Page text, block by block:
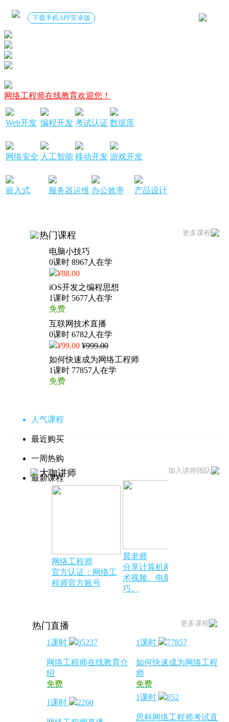
下载手机APP安卓版
网络工程师在线教育欢迎您！
Web开发 编程开发 考试认证 数据库
网络安全 人工智能 移动开发 游戏开发
嵌入式 服务器运维 办公效率 产品设计
更多课程
热门课程
电脑小技巧
0课时 8967人在学
¥88.00
iOS开发之编程思想
1课时 5677人在学
免费
互联网技术直播
0课时 6782人在学
¥99.00 ¥999.00
如何快速成为网络工程师
1课时 77857人在学
免费
人气课程
最近购买
一周热购
最新课程
加入讲师团队
大咖讲师
网络工程师
官方认证：网络工
程师官方账号
晨老师
分享计算机网络技
术视频、电脑小技
巧。
更多课程
热门直播
1课时 85237
网络工程师在线教育介
绍
免费
1课时 77857
如何快速成为网络工程
师
免费
1课时 2260
1课时 852
思科网络工程师考试直